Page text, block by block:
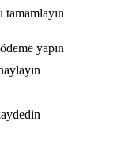
yapın